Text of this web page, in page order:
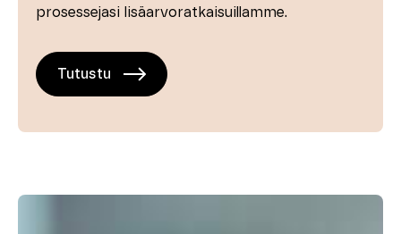
prosessejasi lisäarvoratkaisuillamme.
Tutustu